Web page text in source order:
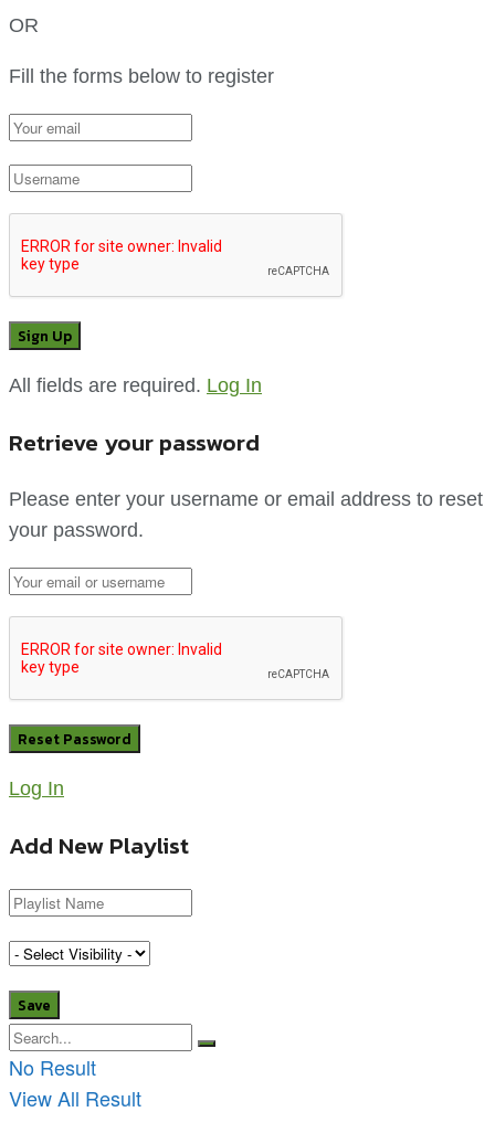
OR
Fill the forms below to register
All fields are required. Log In
Retrieve your password
Please enter your username or email address to reset
your password.
Log In
Add New Playlist
No Result
View All Result